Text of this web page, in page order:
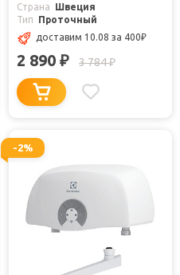
Страна
Швеция
Тип
Проточный
доставим 10.08 за 400₽
2 890 ₽ 3 784₽
-2%